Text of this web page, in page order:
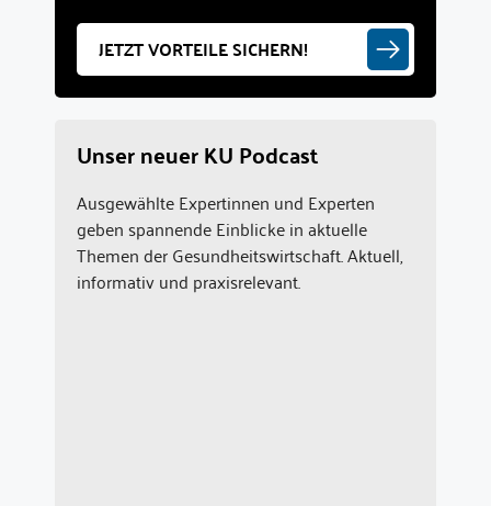
JETZT VORTEILE SICHERN!
Unser neuer KU Podcast
Ausgewählte Expertinnen und Experten
geben spannende Einblicke in aktuelle
Themen der Gesundheitswirtschaft. Aktuell,
informativ und praxisrelevant.